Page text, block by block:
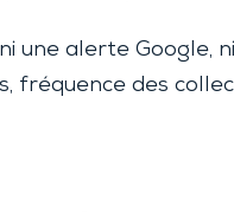
une alerte Google,
fréquence des